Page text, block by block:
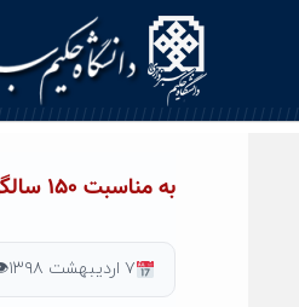
به مناسبت ۱۵۰ سالگی جدول مندلیف: همایش بزرگداشت جدول مندلیف در دانشگاه حکیم سبزواری برگزار می شود
۷ اردیبهشت ۱۳۹۸ 👁